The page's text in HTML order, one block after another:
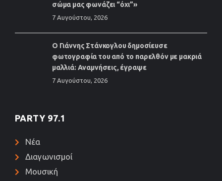
σώμα μας φωνάζει “όχι”»
7 Αυγούστου, 2026
Ο Γιάννης Στάνκογλου δημοσίευσε
φωτογραφία του από το παρελθόν με μακριά
μαλλιά: Αναμνήσεις, έγραψε
7 Αυγούστου, 2026
PARTY 97.1
Νέα
Διαγωνισμοί
Μουσική